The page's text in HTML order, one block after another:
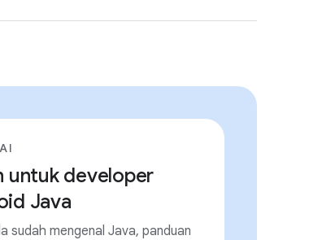
untuk developer
Java
sudah mengenal Java, panduan